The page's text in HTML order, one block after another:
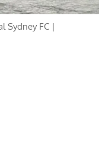
Sydney FC |